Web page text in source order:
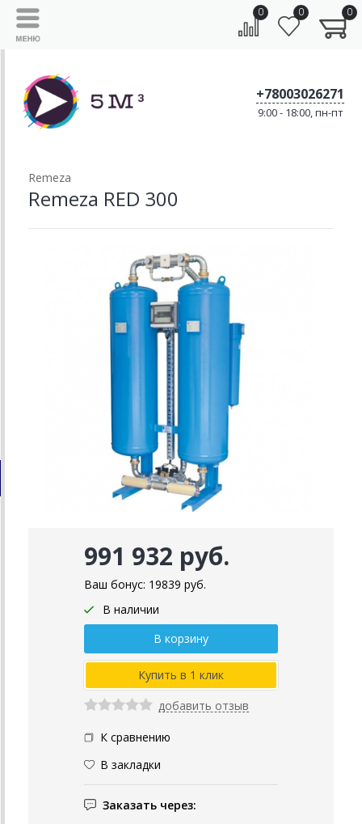
0 0 0
+78003026271
9:00 - 18:00, пн-пт
Remeza
Remeza RED 300
991 932 руб.
Ваш бонус: 19839 руб.
В наличии
добавить отзыв
К сравнению
В закладки
Заказать через: